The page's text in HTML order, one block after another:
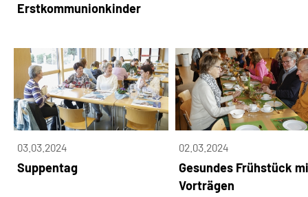
Erstkommunionkinder
03.03.2024
Suppentag
02.03.2024
Gesundes Frühstück
Vorträgen